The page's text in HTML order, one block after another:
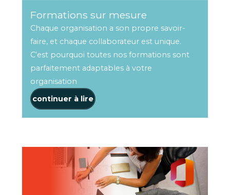
Formations sur mesure
Chaque organisation a son propre savoir-
faire, et chaque collaborateur est unique.
C'est pourquoi toutes nos formations sont
parfaitement adaptables à votre
organisation
continuer à lire